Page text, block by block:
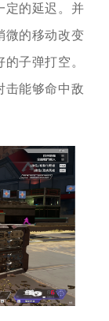
定的延迟。并
微的移动改变
子弹打空。
击能够命中敌